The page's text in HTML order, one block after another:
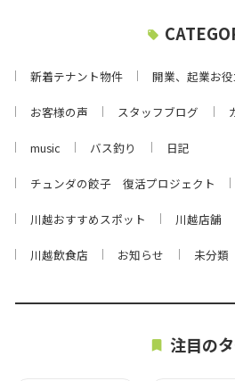
新着テナント物件 開業、起業お
お客様の声 スタッフブログ
music バス釣り 日記
チュンダの餃子 復活プロジェクト
川越おすすめスポット 川越店舗
川越飲食店 お知らせ 未分類
注目の